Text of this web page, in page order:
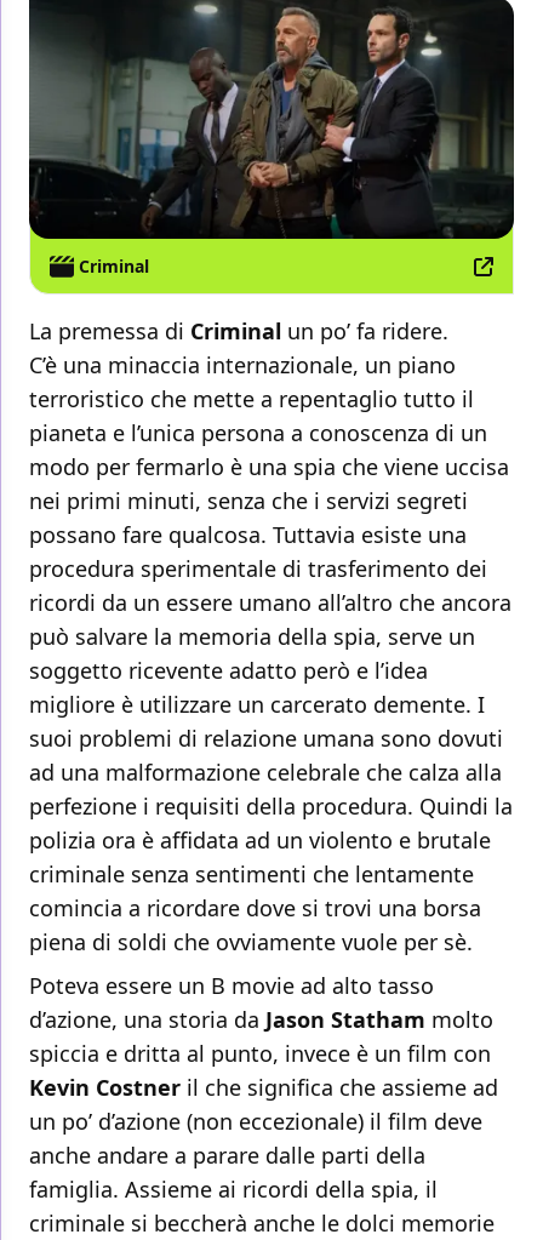
Criminal
La premessa di Criminal un po’ fa ridere.
C’è una minaccia internazionale, un piano
terroristico che mette a repentaglio tutto il
pianeta e l’unica persona a conoscenza di un
modo per fermarlo è una spia che viene uccisa
nei primi minuti, senza che i servizi segreti
possano fare qualcosa. Tuttavia esiste una
procedura sperimentale di trasferimento dei
ricordi da un essere umano all’altro che ancora
può salvare la memoria della spia, serve un
soggetto ricevente adatto però e l’idea
migliore è utilizzare un carcerato demente. I
suoi problemi di relazione umana sono dovuti
ad una malformazione celebrale che calza alla
perfezione i requisiti della procedura. Quindi la
polizia ora è affidata ad un violento e brutale
criminale senza sentimenti che lentamente
comincia a ricordare dove si trovi una borsa
piena di soldi che ovviamente vuole per sè.
Poteva essere un B movie ad alto tasso
d’azione, una storia da Jason Statham molto
spiccia e dritta al punto, invece è un film con
Kevin Costner il che significa che assieme ad
un po’ d’azione (non eccezionale) il film deve
anche andare a parare dalle parti della
famiglia. Assieme ai ricordi della spia, il
criminale si beccherà anche le dolci memorie